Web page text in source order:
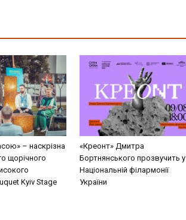
– наскрізна
щорічного
Kyiv Stage
«Креонт» Дмитра
Бортнянського прозвучить у
Національній філармонії
України